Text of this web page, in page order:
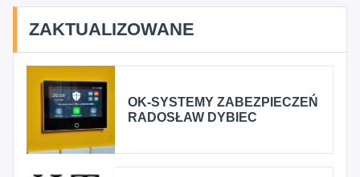
ZAKTUALIZOWANE
OK-SYSTEMY ZABEZPIECZEŃ
RADOSŁAW DYBIEC